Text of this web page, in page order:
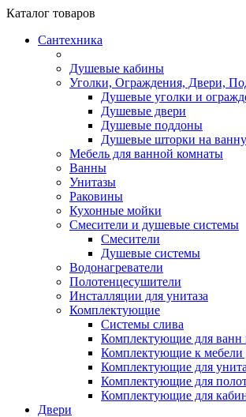
Каталог товаров
Сантехника
Душевые кабины
Уголки, Ограждения, Двери,
Душевые уголки и
Душевые двери
Душевые поддоны
Душевые шторки на ванну
Мебель для ванной комнаты
Ванны
Унитазы
Раковины
Кухонные мойки
Смесители и душевые системы
Смесители
Душевые системы
Водонагреватели
Полотенцесушители
Инсталляции для унитаза
Комплектующие
Системы слива
Комплектующие для ванн
Комплектующие к
Комплектующие для
Комплектующие для
Комплектующие для
Двери